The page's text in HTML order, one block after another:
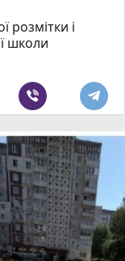
розмітки і
школи